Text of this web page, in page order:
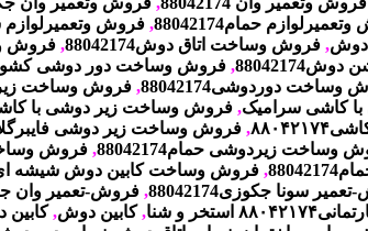
حمام88042174 , فروش وتعمیرلوازم
دوش,فروش وساخت اتاق دوش88042174 ,فروش
, فروش وساخت دور دوشی
وساخت دوردوشی88042174 , فروش وساخت زیر
کاشی سرامیک,فروش وساخت زیر دوشی با
۸۸۰۴۲۱۷۴, فروش وساخت زیر دوشی
وساخت زیردوشی حمام88042174 , فروش وساخت
, فروش وساخت کابین دوش شیشه
سونا جکوزی88042174 ,فروش-تعمیر وان جکوزی
۸۸۰۴۲۱۷۴ استخر و شنا,کابین دوش,